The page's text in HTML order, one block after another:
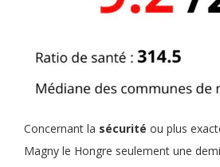
Concernant la sécurité ou plus
Magny le Hongre seulement une